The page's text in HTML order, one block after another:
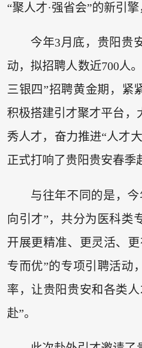
“聚人才·强省会”的新引
今年3月底，贵阳贵
动，拟招聘人数近700人
三银四”招聘黄金期，紧
积极搭建引才聚才平台，
秀人才，奋力推进“人才
正式打响了贵阳贵安春季
与往年不同的是，
向引才”，共分为医科类
开展更精准、更灵活、更
专而优”的专项引聘活动
率，让贵阳贵安和各类
赴”。